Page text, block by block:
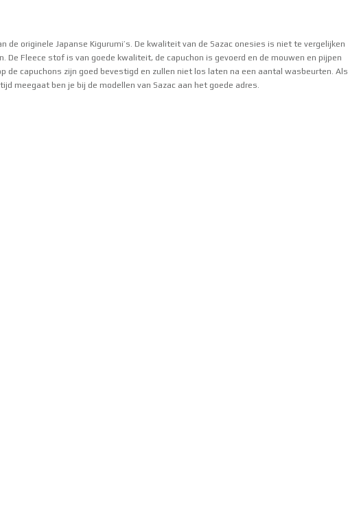
de originele Japanse Kigurumi’s. De kwaliteit van de Sazac onesies is niet te vergelijken
Fleece stof is van goede kwaliteit, de capuchon is gevoerd en de mouwen en pijpen
de capuchons zijn goed bevestigd en zullen niet los laten na een aantal wasbeurten. Als
meegaat ben je bij de modellen van Sazac aan het goede adres.